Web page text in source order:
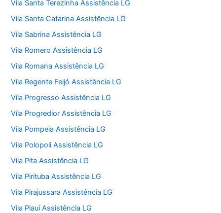
Vila Santa Terezinha Assistência LG
Vila Santa Catarina Assistência LG
Vila Sabrina Assistência LG
Vila Romero Assistência LG
Vila Romana Assistência LG
Vila Regente Feijó Assistência LG
Vila Progresso Assistência LG
Vila Progredior Assistência LG
Vila Pompeia Assistência LG
Vila Polopoli Assistência LG
Vila Pita Assistência LG
Vila Pirituba Assistência LG
Vila Pirajussara Assistência LG
Vila Piauí Assistência LG